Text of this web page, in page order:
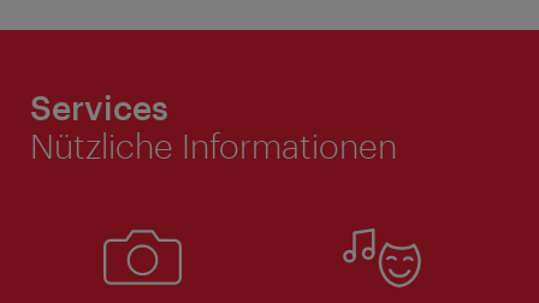
Services
Nützliche Informationen